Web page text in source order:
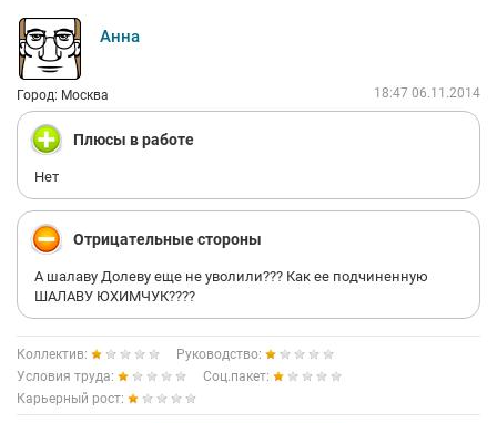
Анна
Город: Москва 18:47 06.11.2014
Плюсы в работе
Нет
Отрицательные стороны
А шалаву Долеву еще не уволили??? Как ее подчиненную
ШАЛАВУ ЮХИМЧУК????
Коллектив:
Руководство:
Условия труда:
Соц.пакет:
Карьерный рост: